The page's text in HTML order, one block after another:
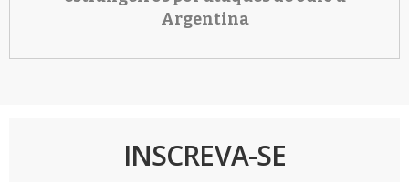
Argentina
INSCREVA-SE